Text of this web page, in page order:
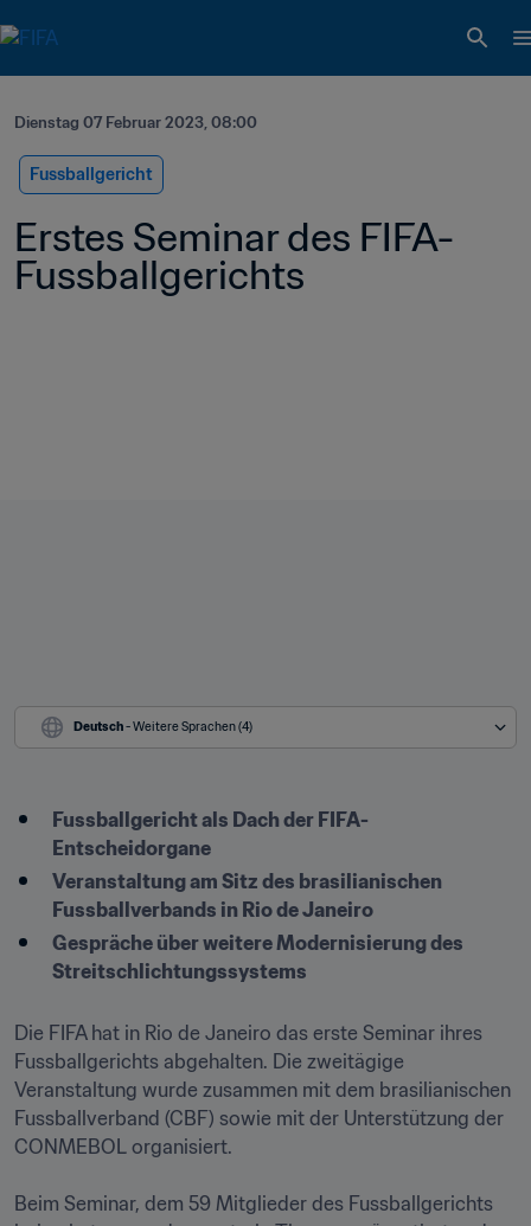
Dienstag 07 Februar 2023, 08:00
Fussballgericht
Erstes Seminar des FIFA-
Fussballgerichts
Deutsch - Weitere Sprachen (4)
Fussballgericht als Dach der FIFA-
Entscheidorgane
Veranstaltung am Sitz des brasilianischen
Fussballverbands in Rio de Janeiro
Gespräche über weitere Modernisierung des
Streitschlichtungssystems
Die FIFA hat in Rio de Janeiro das erste Seminar ihres
Fussballgerichts abgehalten. Die zweitägige
Veranstaltung wurde zusammen mit dem brasilianischen
Fussballverband (CBF) sowie mit der Unterstützung der
CONMEBOL organisiert.
Beim Seminar, dem 59 Mitglieder des Fussballgerichts